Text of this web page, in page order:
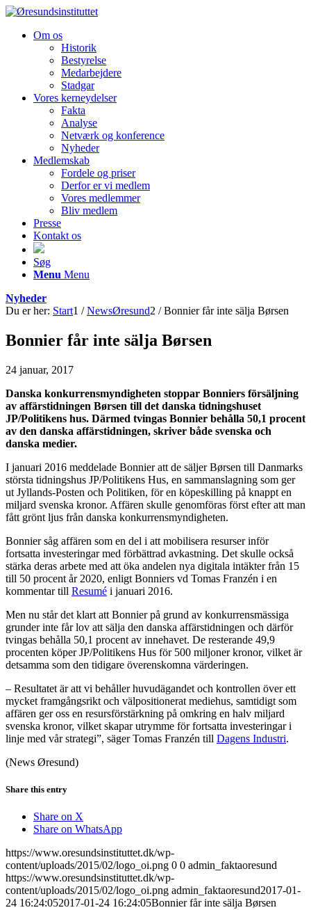
Om os
Historik
Bestyrelse
Medarbejdere
Stadgar
Vores kerneydelser
Fakta
Analyse
Netværk og konference
Nyheder
Medlemskab
Fordele og priser
Derfor er vi medlem
Vores medlemmer
Bliv medlem
Presse
Kontakt os
Søg
Menu Menu
Nyheder
Du er her: Start1 / NewsØresund2 / Bonnier får inte sälja Børsen
Bonnier får inte sälja Børsen
24 januar, 2017
Danska konkurrensmyndigheten stoppar Bonniers försäljning
av affärstidningen Børsen till det danska tidningshuset
JP/Politikens hus. Därmed tvingas Bonnier behålla 50,1 procent
av den danska affärstidningen, skriver både svenska och
danska medier.
I januari 2016 meddelade Bonnier att de säljer Børsen till Danmarks
största tidningshus JP/Politikens Hus, en sammanslagning som ger
ut Jyllands-Posten och Politiken, för en köpeskilling på knappt en
miljard svenska kronor. Affären skulle genomföras först efter att man
fått grönt ljus från danska konkurrensmyndigheten.
Bonnier såg affären som en del i att mobilisera resurser inför
fortsatta investeringar med förbättrad avkastning. Det skulle också
stärka deras arbete med att öka andelen nya digitala intäkter från 15
till 50 procent år 2020, enligt Bonniers vd Tomas Franzén i en
kommentar till Resumé i januari 2016.
Men nu står det klart att Bonnier på grund av konkurrensmässiga
grunder inte får lov att sälja den danska affärstidningen och därför
tvingas behålla 50,1 procent av innehavet. De resterande 49,9
procenten köper JP/Politikens Hus för 500 miljoner kronor, vilket är
detsamma som den tidigare överenskomna värderingen.
– Resultatet är att vi behåller huvudägandet och kontrollen över ett
mycket framgångsrikt och välpositionerat mediehus, samtidigt som
affären ger oss en resursförstärkning på omkring en halv miljard
svenska kronor, vilket skapar utrymme för fortsatta investeringar i
linje med vår strategi”, säger Tomas Franzén till Dagens Industri.
(News Øresund)
Share this entry
Share on X
Share on WhatsApp
https://www.oresundsinstituttet.dk/wp-
content/uploads/2015/02/logo_oi.png 0 0 admin_faktaoresund
https://www.oresundsinstituttet.dk/wp-
content/uploads/2015/02/logo_oi.png admin_faktaoresund2017-01-
24 16:24:052017-01-24 16:24:05Bonnier får inte sälja Børsen